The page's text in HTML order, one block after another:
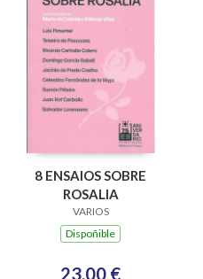
8 ENSAIOS SOBRE
ROSALIA
VARIOS
Dispoñible
23,00 €